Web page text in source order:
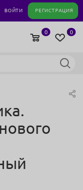
ВОЙТИ РЕГИСТРАЦИЯ
0
0